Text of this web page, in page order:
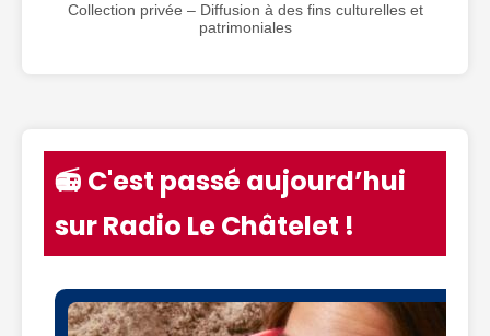
Collection privée – Diffusion à des fins culturelles et
patrimoniales
📻 C'est passé aujourd’hui
sur Radio Le Châtelet !